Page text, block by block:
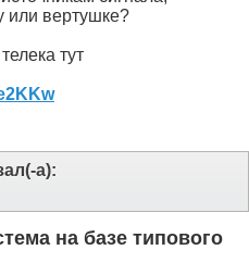
или вертушке?
тут
а):
на базе типового